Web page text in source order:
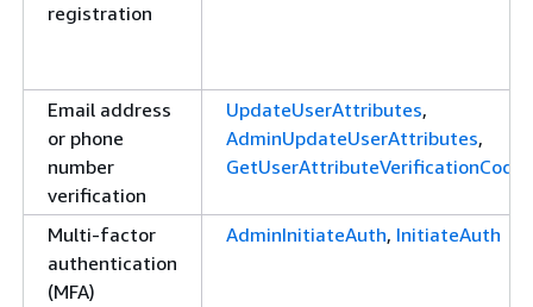
registration
Email address
or phone
number
verification
UpdateUserAttributes,
AdminUpdateUserAttributes,
GetUserAttributeVerificationCode
Multi-factor
authentication
(MFA)
AdminInitiateAuth, InitiateAuth